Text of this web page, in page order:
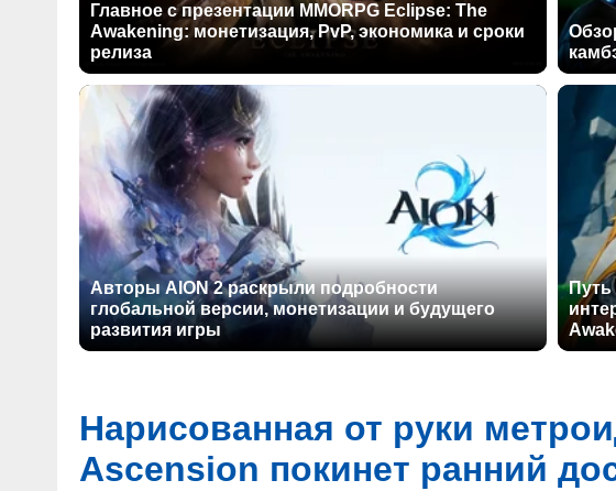
Главное с презентации MMORPG Eclipse: The
Awakening: монетизация, PvP, экономика и сроки
релиза
Авторы AION 2 раскрыли подробности
глобальной версии, монетизации и будущего
развития игры
Путь
Нарисованная от руки
Ascension покинет ранний